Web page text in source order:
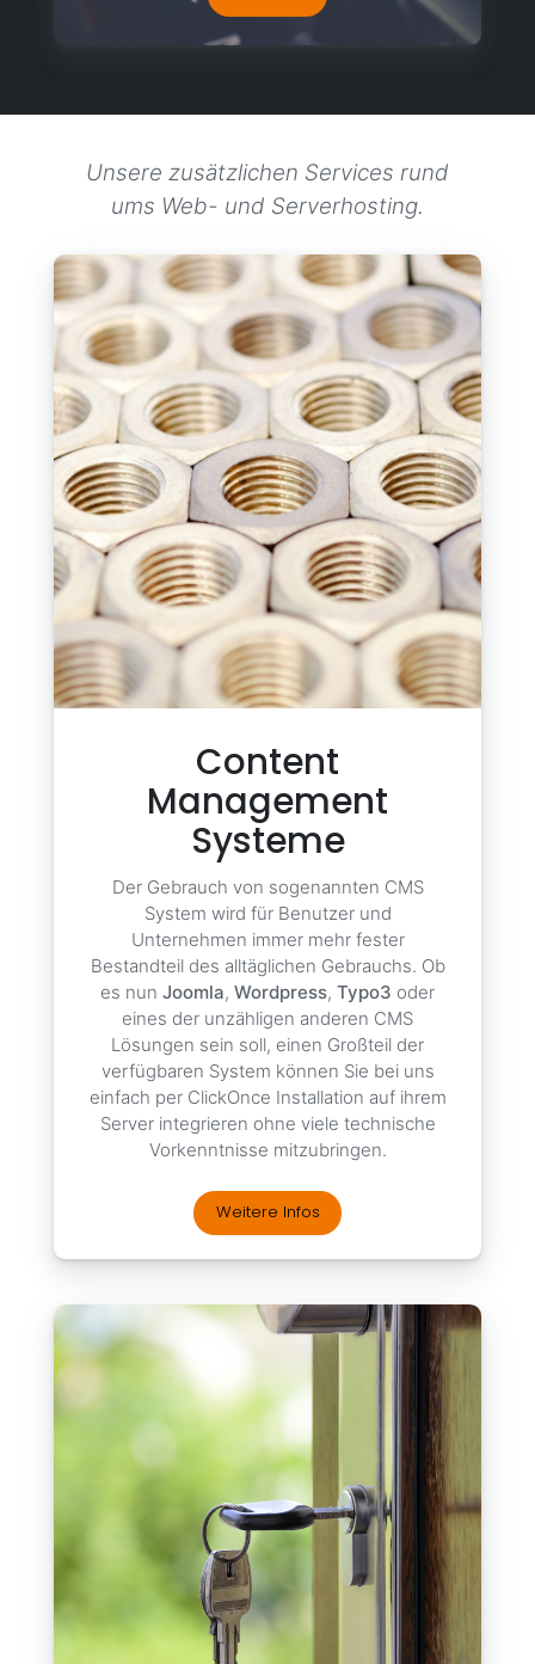
Unsere zusätzlichen Services rund
ums Web- und Serverhosting.
Content
Management
Systeme
Der Gebrauch von sogenannten CMS
System wird für Benutzer und
Unternehmen immer mehr fester
Bestandteil des alltäglichen Gebrauchs. Ob
es nun Joomla, Wordpress, Typo3 oder
eines der unzähligen anderen CMS
Lösungen sein soll, einen Großteil der
verfügbaren System können Sie bei uns
einfach per ClickOnce Installation auf ihrem
Server integrieren ohne viele technische
Vorkenntnisse mitzubringen.
Weitere Infos